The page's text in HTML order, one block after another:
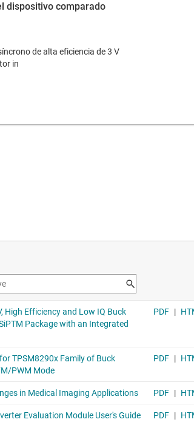
dispositivo comparado
de alta eficiencia de 3 V
in